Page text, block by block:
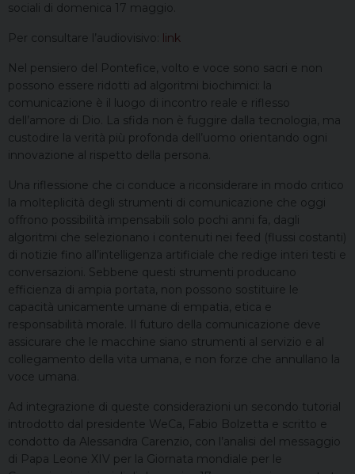
sociali di domenica 17 maggio.
Per consultare l’audiovisivo: link
Nel pensiero del Pontefice, volto e voce sono sacri e non
possono essere ridotti ad algoritmi biochimici: la
comunicazione è il luogo di incontro reale e riflesso
dell’amore di Dio. La sfida non è fuggire dalla tecnologia, ma
custodire la verità più profonda dell’uomo orientando ogni
innovazione al rispetto della persona.
Una riflessione che ci conduce a riconsiderare in modo critico
la molteplicità degli strumenti di comunicazione che oggi
offrono possibilità impensabili solo pochi anni fa, dagli
algoritmi che selezionano i contenuti nei feed (flussi costanti)
di notizie fino all’intelligenza artificiale che redige interi testi e
conversazioni. Sebbene questi strumenti producano
efficienza di ampia portata, non possono sostituire le
capacità unicamente umane di empatia, etica e
responsabilità morale. Il futuro della comunicazione deve
assicurare che le macchine siano strumenti al servizio e al
collegamento della vita umana, e non forze che annullano la
voce umana.
Ad integrazione di queste considerazioni un secondo tutorial
introdotto dal presidente WeCa, Fabio Bolzetta e scritto e
condotto da Alessandra Carenzio, con l’analisi del messaggio
di Papa Leone XIV per la Giornata mondiale per le